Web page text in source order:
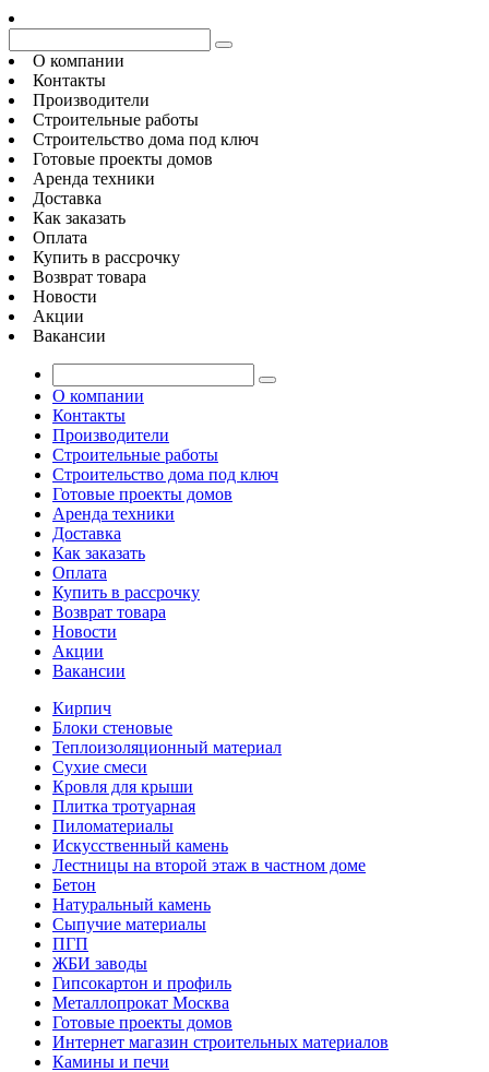
О компании
Контакты
Производители
Строительные работы
Строительство дома под ключ
Готовые проекты домов
Аренда техники
Доставка
Как заказать
Оплата
Купить в рассрочку
Возврат товара
Новости
Акции
Вакансии
О компании
Контакты
Производители
Строительные работы
Строительство дома под ключ
Готовые проекты домов
Аренда техники
Доставка
Как заказать
Оплата
Купить в рассрочку
Возврат товара
Новости
Акции
Вакансии
Кирпич
Блоки стеновые
Теплоизоляционный материал
Сухие смеси
Кровля для крыши
Плитка тротуарная
Пиломатериалы
Искусственный камень
Лестницы на второй этаж в частном доме
Бетон
Натуральный камень
Сыпучие материалы
ПГП
ЖБИ заводы
Гипсокартон и профиль
Металлопрокат Москва
Готовые проекты домов
Интернет магазин строительных материалов
Камины и печи